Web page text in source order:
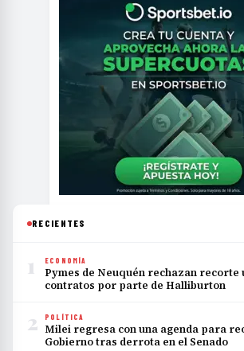
RECIENTES
1 ECONOMÍA
Pymes de Neuquén rechazan recorte
contratos por parte de Halliburton
2 POLÍTICA
Milei regresa con una agenda para
Gobierno tras derrota en el Senado